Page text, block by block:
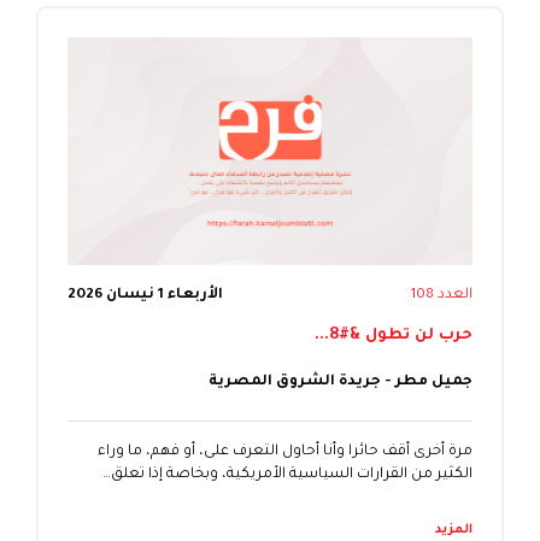
العدد 108 الأربعاء 1 نيسان 2026
حرب لن تطول &#8...
جميل مطر - جريدة الشروق المصرية
مرة أخرى أقف حائرا وأنا أحاول التعرف على، أو فهم، ما وراء
الكثير من القرارات السياسية الأمريكية، وبخاصة إذا تعلق…
المزيد